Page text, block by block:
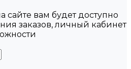
сайте вам будет доступно
заказов, личный кабинет